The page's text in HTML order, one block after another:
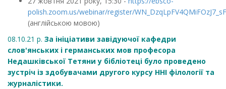
polish.zoom.us/webinar/register/
(англійською мовою)
08.10.21 р. За ініціативи завідуючої кафедри
слов'янських і германських мов професора
Недашківської Тетяни у бібліотеці було проведено
зустріч із здобувачами другого курсу ННІ філології та
журналістики.